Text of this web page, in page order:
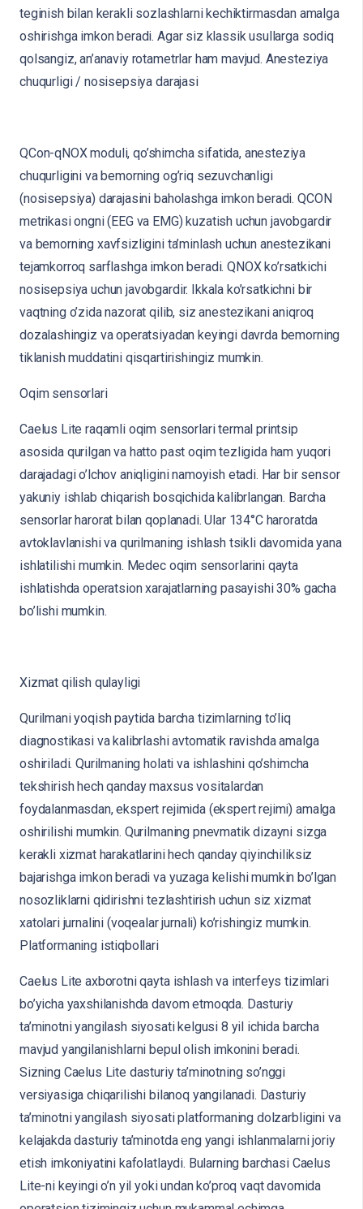
teginish bilan kerakli sozlashlarni kechiktirmasdan amalga
oshirishga imkon beradi. Agar siz klassik usullarga sodiq
qolsangiz, an’anaviy rotametrlar ham mavjud. Anesteziya
chuqurligi / nosisepsiya darajasi
QCon-qNOX moduli, qo’shimcha sifatida, anesteziya
chuqurligini va bemorning og’riq sezuvchanligi
(nosisepsiya) darajasini baholashga imkon beradi. QCON
metrikasi ongni (EEG va EMG) kuzatish uchun javobgardir
va bemorning xavfsizligini ta’minlash uchun anestezikani
tejamkorroq sarflashga imkon beradi. QNOX ko’rsatkichi
nosisepsiya uchun javobgardir. Ikkala ko’rsatkichni bir
vaqtning o’zida nazorat qilib, siz anestezikani aniqroq
dozalashingiz va operatsiyadan keyingi davrda bemorning
tiklanish muddatini qisqartirishingiz mumkin.
Oqim sensorlari
Caelus Lite raqamli oqim sensorlari termal printsip
asosida qurilgan va hatto past oqim tezligida ham yuqori
darajadagi o’lchov aniqligini namoyish etadi. Har bir sensor
yakuniy ishlab chiqarish bosqichida kalibrlangan. Barcha
sensorlar harorat bilan qoplanadi. Ular 134°C haroratda
avtoklavlanishi va qurilmaning ishlash tsikli davomida yana
ishlatilishi mumkin. Medec oqim sensorlarini qayta
ishlatishda operatsion xarajatlarning pasayishi 30% gacha
bo’lishi mumkin.
Xizmat qilish qulayligi
Qurilmani yoqish paytida barcha tizimlarning to’liq
diagnostikasi va kalibrlashi avtomatik ravishda amalga
oshiriladi. Qurilmaning holati va ishlashini qo’shimcha
tekshirish hech qanday maxsus vositalardan
foydalanmasdan, ekspert rejimida (ekspert rejimi) amalga
oshirilishi mumkin. Qurilmaning pnevmatik dizayni sizga
kerakli xizmat harakatlarini hech qanday qiyinchiliksiz
bajarishga imkon beradi va yuzaga kelishi mumkin bo’lgan
nosozliklarni qidirishni tezlashtirish uchun siz xizmat
xatolari jurnalini (voqealar jurnali) ko’rishingiz mumkin.
Platformaning istiqbollari
Caelus Lite axborotni qayta ishlash va interfeys tizimlari
bo’yicha yaxshilanishda davom etmoqda. Dasturiy
ta’minotni yangilash siyosati kelgusi 8 yil ichida barcha
mavjud yangilanishlarni bepul olish imkonini beradi.
Sizning Caelus Lite dasturiy ta’minotning so’nggi
versiyasiga chiqarilishi bilanoq yangilanadi. Dasturiy
ta’minotni yangilash siyosati platformaning dolzarbligini va
kelajakda dasturiy ta’minotda eng yangi ishlanmalarni joriy
etish imkoniyatini kafolatlaydi. Bularning barchasi Caelus
Lite-ni keyingi o’n yil yoki undan ko’proq vaqt davomida